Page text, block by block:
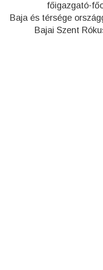
főigazgató-
Baja és térsége
Bajai Szent Rókus